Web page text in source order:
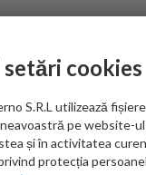
cookies
S.R.L utilizează
pe website-
și în activitatea
protecția